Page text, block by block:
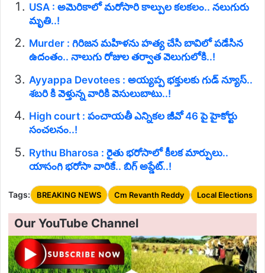
USA : అమెరికాలో మరోసారి కాల్పుల కలకలం.. నలుగురు
మృతి..!
Murder : గిరిజన మహిళను హత్య చేసి బావిలో పడేసిన
ఉదంతం.. నాలుగు రోజుల తర్వాత వెలుగులోకి..!
Ayyappa Devotees : అయ్యప్ప భక్తులకు గుడ్ న్యూస్..
శబరి కి వెళ్తున్న వారికి వెసులుబాటు..!
High court : పంచాయతీ ఎన్నికల జీవో 46 పై హైకోర్టు
సంచలనం..!
Rythu Bharosa : రైతు భరోసాలో కీలక మార్పులు..
యాసంగి భరోసా వారికే.. బిగ్ అప్డేట్..!
Tags: BREAKING NEWS Cm Revanth Reddy Local Elections
Our YouTube Channel